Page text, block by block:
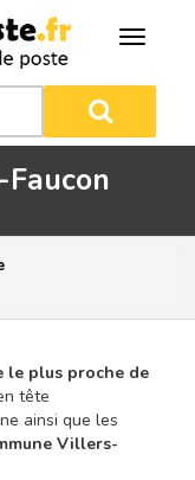
le plus proche de
tête
ainsi que les
Villers-